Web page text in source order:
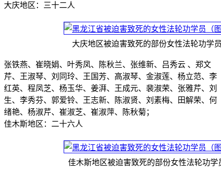
大庆地区：三十二人
大庆地区被迫害致死的部份女性法轮功学
张铁燕、崔晓娟、叶秀凤、陈秋兰、张维新、吕秀云 、郑文
芹、王淑琴、刘同玲、王国芳、高淑琴、金淑莲、杨立范、李
红英、程凤芝、杨玉华、姜湃、王成元、裴淑荣、张雅芹、刘
生、李秀芬、郭爱铃、王志新、陈淑贤、刘素梅、田解荣、何
绪艳、杨淑芹、崔淑芝、崔淑萍、陈秋菊；
佳木斯地区：二十六人
佳木斯地区被迫害致死的部份女性法轮功学